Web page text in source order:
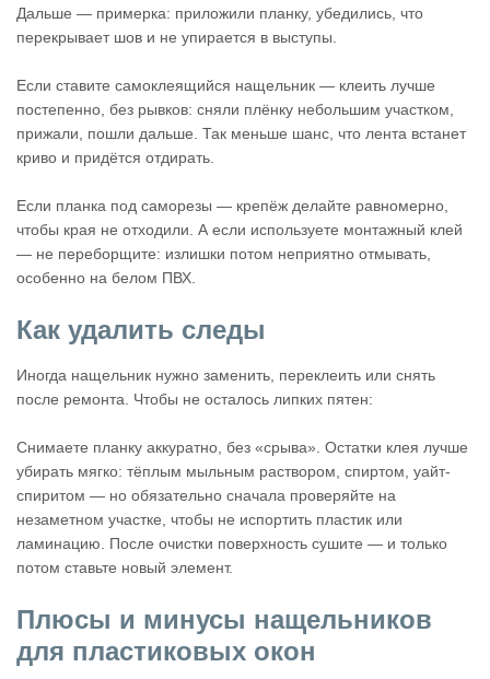
Дальше — примерка: приложили планку, убедились, что
перекрывает шов и не упирается в выступы.
Если ставите самоклеящийся нащельник — клеить лучше
постепенно, без рывков: сняли плёнку небольшим участком,
прижали, пошли дальше. Так меньше шанс, что лента встанет
криво и придётся отдирать.
Если планка под саморезы — крепёж делайте равномерно,
чтобы края не отходили. А если используете монтажный клей
— не переборщите: излишки потом неприятно отмывать,
особенно на белом ПВХ.
Как удалить следы
Иногда нащельник нужно заменить, переклеить или снять
после ремонта. Чтобы не осталось липких пятен:
Снимаете планку аккуратно, без «срыва». Остатки клея лучше
убирать мягко: тёплым мыльным раствором, спиртом, уайт-
спиритом — но обязательно сначала проверяйте на
незаметном участке, чтобы не испортить пластик или
ламинацию. После очистки поверхность сушите — и только
потом ставьте новый элемент.
Плюсы и минусы нащельников
для пластиковых окон